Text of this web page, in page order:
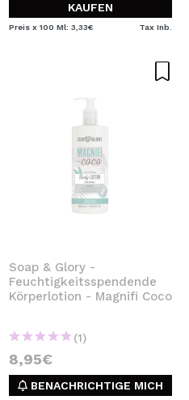
KAUFEN
Preis x 100 Ml: 3,33€ Tax Inb.
Soap & Glory -
Feuchtigkeitsspendende
Körperlotion - Magnifi Coco
(1)
8,95€
BENACHRICHTIGE MICH